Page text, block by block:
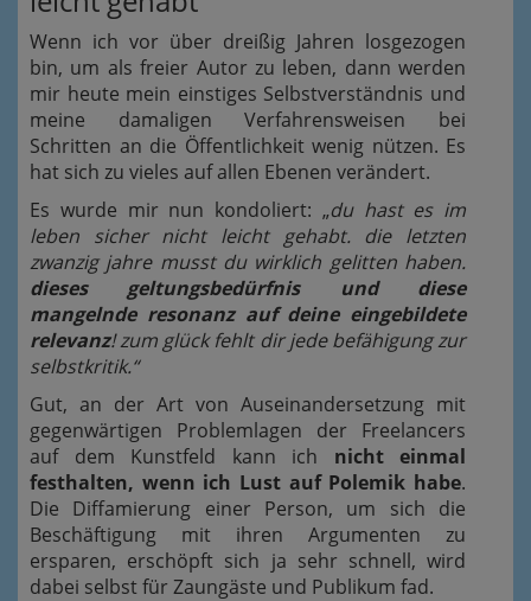
Wenn ich vor über dreißig Jahren losgezogen
bin, um als freier Autor zu leben, dann werden
mir heute mein einstiges Selbstverständnis und
meine damaligen Verfahrensweisen bei
Schritten an die Öffentlichkeit wenig nützen. Es
hat sich zu vieles auf allen Ebenen verändert.
Es wurde mir nun kondoliert: „du hast es im
leben sicher nicht leicht gehabt. die letzten
zwanzig jahre musst du wirklich gelitten haben.
dieses geltungsbedürfnis und diese
mangelnde resonanz auf deine eingebildete
relevanz! zum glück fehlt dir jede befähigung zur
selbstkritik.“
Gut, an der Art von Auseinandersetzung mit
gegenwärtigen Problemlagen der Freelancers
auf dem Kunstfeld kann ich nicht einmal
festhalten, wenn ich Lust auf Polemik habe.
Die Diffamierung einer Person, um sich die
Beschäftigung mit ihren Argumenten zu
ersparen, erschöpft sich ja sehr schnell, wird
dabei selbst für Zaungäste und Publikum fad.